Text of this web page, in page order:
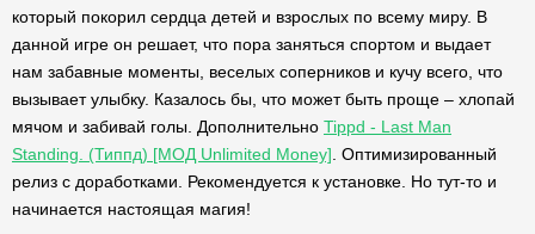
который покорил сердца детей и взрослых по всему миру. В
данной игре он решает, что пора заняться спортом и выдает
нам забавные моменты, веселых соперников и кучу всего, что
вызывает улыбку. Казалось бы, что может быть проще – хлопай
мячом и забивай голы. Дополнительно Tippd - Last Man
Standing. (Типпд) [МОД Unlimited Money] . Оптимизированный
релиз с доработками. Рекомендуется к установке. Но тут-то и
начинается настоящая магия!